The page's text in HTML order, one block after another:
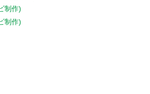
制作)
制作)